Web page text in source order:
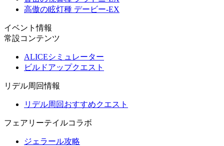
高傲の眩灯種 デービー-EX
イベント情報
常設コンテンツ
ALICEシミュレーター
ビルドアップクエスト
リデル周回情報
リデル周回おすすめクエスト
フェアリーテイルコラボ
ジェラール攻略